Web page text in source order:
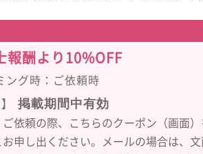
報酬より10%OFF
ング時： ご依頼時
掲載期間中有効
ご依頼の際、こちらのクーポン（画面
お申し出ください。メールの場合は、